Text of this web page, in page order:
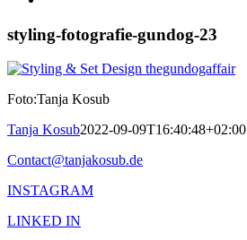
styling-fotografie-gundog-23
Foto:Tanja Kosub
Tanja Kosub2022-09-09T16:40:48+02:00
Contact@tanjakosub.de
INSTAGRAM
LINKED IN